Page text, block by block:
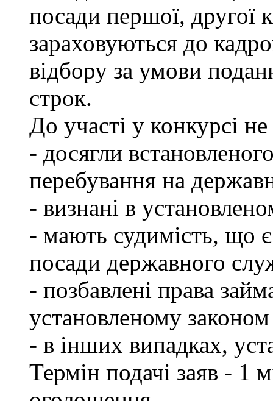
посади першої, другої
зараховуються до
відбору за умови
строк.
До участі у конкурсі
- досягли
перебування на
- визнані в
- мають судимість, що
посади державного
- позбавлені права
установленому
- в інших випадках,
Термін подачі заяв - 1